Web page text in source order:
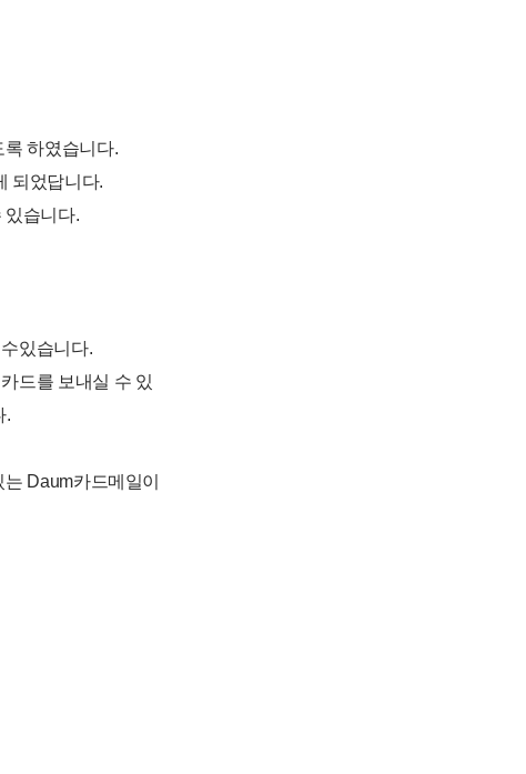
하였습니다.
되었답니다.
있습니다.
있습니다.
드를 보내실 수 있
.
Daum카드메일이